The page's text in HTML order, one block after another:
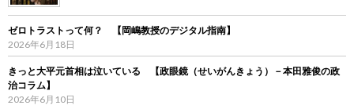
ゼロトラストって何？ 【岡嶋教授のデジタル指南】
2026年6月18日
きっと大平元首相は泣いている 【政眼鏡（せいがんきょう）－本田雅俊の政
治コラム】
2026年6月10日